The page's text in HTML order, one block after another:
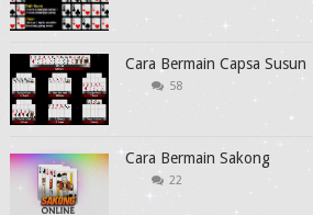
Cara Bermain Capsa Susun
58
Cara Bermain Sakong
22